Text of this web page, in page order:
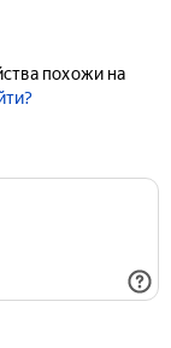
похожи на